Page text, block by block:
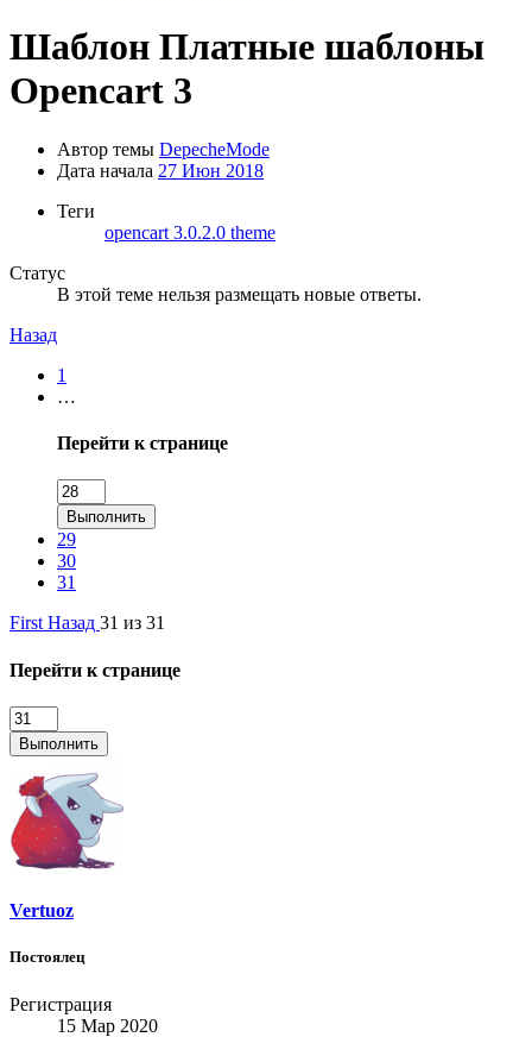
Шаблон Платные шаблоны
Opencart 3
Автор темы DepecheMode
Дата начала 27 Июн 2018
Теги
opencart 3.0.2.0 theme
Статус
В этой теме нельзя размещать новые ответы.
Назад
1
…
Перейти к странице
Выполнить
29
30
31
First Назад 31 из 31
Перейти к странице
Выполнить
Vertuoz
Постоялец
Регистрация
15 Мар 2020